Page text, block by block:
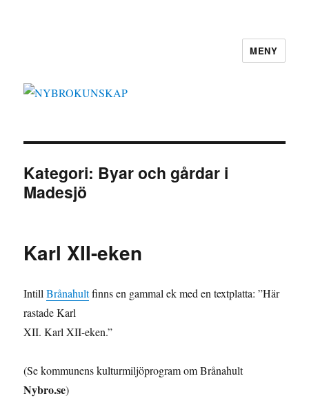
MENY
Kategori: Byar och gårdar i
Madesjö
Karl XII-eken
IntillBrånahultfinns en gammal ek med en textplatta: ”Här
rastade Karl
XII. Karl XII-eken.”
(Se kommunens kulturmiljöprogram om Brånahult
Nybro.se)